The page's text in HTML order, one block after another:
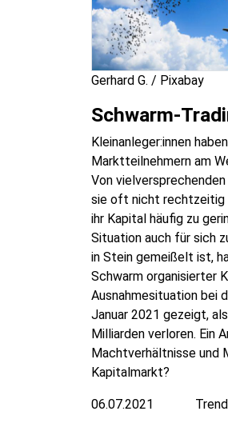
Gerhard G. / Pixabay
Schwarm-
Kleinanleger:innen
Marktteilnehmern am
Von
sie oft nicht rechtzeitig
ihr Kapital häufig zu
Situation auch für sich
in Stein gemeißelt ist,
Schwarm organisierter
Ausnahmesituation bei
Januar 2021 gezeigt,
Milliarden verloren. Ein
Machtverhältnisse und
Kapitalmarkt?
06.07.2021